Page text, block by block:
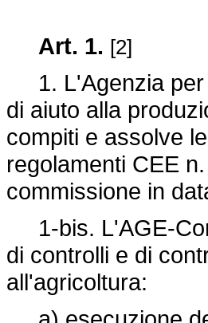
Art. 1. [2]
1. L'Agenzia per
di aiuto alla
compiti e assolve
regolamenti CEE
commissione in
1-bis. L'AGE-
di controlli e di
all'agricoltura: